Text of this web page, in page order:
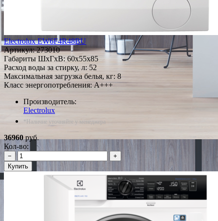
Electrolux EW6F4R48BU
Артикул:273010
Габариты ШxГxВ: 60x55x85
Расход воды за стирку, л: 52
Максимальная загрузка белья, кг: 8
Класс энергопотребления: A+++
Производитель:
Electrolux
*Наличие уточняйте у менеджера
36960руб.
Кол-во:
−
+
Купить